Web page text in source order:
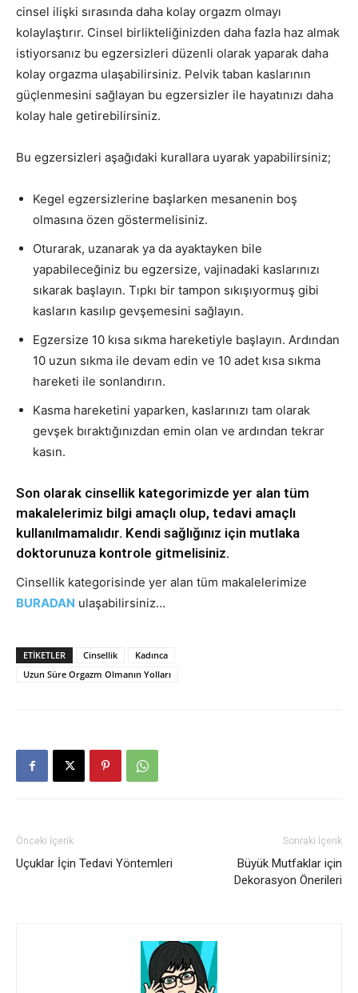
cinsel ilişki sırasında daha kolay orgazm olmayı
kolaylaştırır. Cinsel birlikteliğinizden daha fazla haz almak
istiyorsanız bu egzersizleri düzenli olarak yaparak daha
kolay orgazma ulaşabilirsiniz. Pelvik taban kaslarının
güçlenmesini sağlayan bu egzersizler ile hayatınızı daha
kolay hale getirebilirsiniz.
Bu egzersizleri aşağıdaki kurallara uyarak yapabilirsiniz;
Kegel egzersizlerine başlarken mesanenin boş
olmasına özen göstermelisiniz.
Oturarak, uzanarak ya da ayaktayken bile
yapabileceğiniz bu egzersize, vajinadaki kaslarınızı
sıkarak başlayın. Tıpkı bir tampon sıkışıyormuş gibi
kasların kasılıp gevşemesini sağlayın.
Egzersize 10 kısa sıkma hareketiyle başlayın. Ardından
10 uzun sıkma ile devam edin ve 10 adet kısa sıkma
hareketi ile sonlandırın.
Kasma hareketini yaparken, kaslarınızı tam olarak
gevşek bıraktığınızdan emin olan ve ardından tekrar
kasın.
Son olarak cinsellik kategorimizde yer alan tüm
makalelerimiz bilgi amaçlı olup, tedavi amaçlı
kullanılmamalıdır. Kendi sağlığınız için mutlaka
doktorunuza kontrole gitmelisiniz.
Cinsellik kategorisinde yer alan tüm makalelerimize
BURADAN ulaşabilirsiniz…
ETIKETLER Cinsellik
Kadınca
Uzun Süre Orgazm Olmanın Yolları
Önceki İçerik
Uçuklar İçin Tedavi Yöntemleri
Sonraki İçerik
Büyük Mutfaklar için
Dekorasyon Önerileri